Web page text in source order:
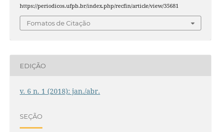
https://periodicos.ufpb.br/index.php/recfin/article/view/35681
Fomatos de Citação
EDIÇÃO
v. 6 n. 1 (2018): jan./abr.
SEÇÃO